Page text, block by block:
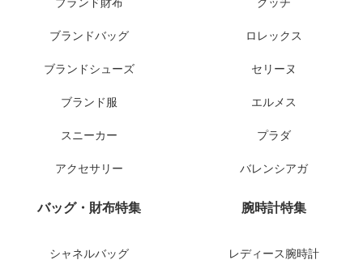
ブランドバッグ
ブランドシューズ
ブランド服
スニーカー
アクセサリー
ロレックス
セリーヌ
エルメス
プラダ
バレンシアガ
バッグ・財布特集
シャネルバッグ
腕時計特集
レディース腕時計